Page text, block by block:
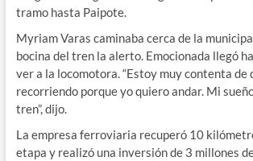
tramo hasta Paipote.
Myriam Varas caminaba cerca de la
bocina del tren la alerto. Emocionada llegó
ver a la locomotora. “Estoy muy contenta de
recorriendo porque yo quiero andar. Mi
tren”, dijo.
La empresa ferroviaria recuperó 10
etapa y realizó una inversión de 3 millones